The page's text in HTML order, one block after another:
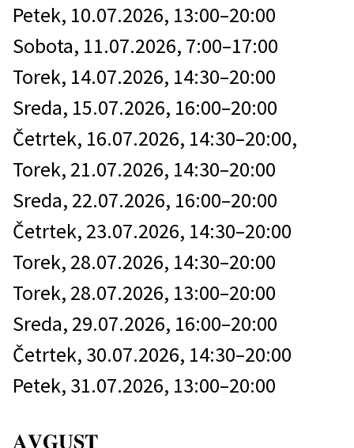
Petek, 10.07.2026, 13:00–20:00
Sobota, 11.07.2026, 7:00–17:00
Torek, 14.07.2026, 14:30–20:00
Sreda, 15.07.2026, 16:00–20:00
Četrtek, 16.07.2026, 14:30–20:00,
Torek, 21.07.2026, 14:30–20:00
Sreda, 22.07.2026, 16:00–20:00
Četrtek, 23.07.2026, 14:30–20:00
Torek, 28.07.2026, 14:30–20:00
Torek, 28.07.2026, 13:00–20:00
Sreda, 29.07.2026, 16:00–20:00
Četrtek, 30.07.2026, 14:30–20:00
Petek, 31.07.2026, 13:00–20:00
𝐀𝐕𝐆𝐔𝐒𝐓